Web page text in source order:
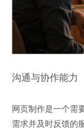
沟通与协作能力
网页制作是一个需
需求并及时反馈的